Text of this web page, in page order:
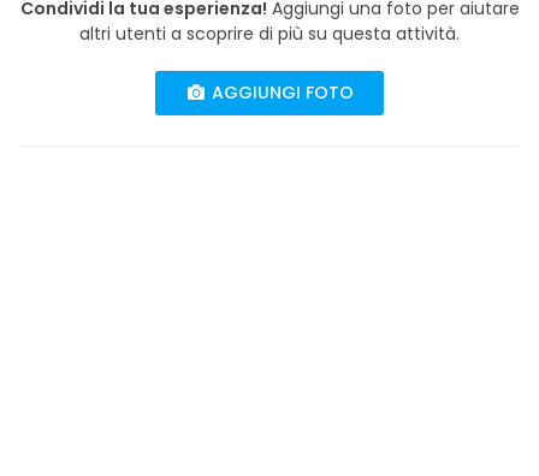
Condividi la tua esperienza! Aggiungi una foto per aiutare
altri utenti a scoprire di più su questa attività.
AGGIUNGI FOTO